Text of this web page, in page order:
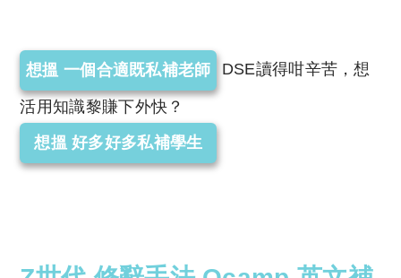
想搵 一個合適既私補老師 DSE讀得咁辛苦，想
活用知識黎賺下外快？
想搵 好多好多私補學生